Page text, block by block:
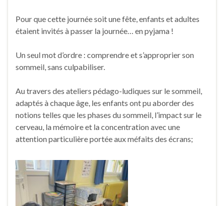
Pour que cette journée soit une fête, enfants et adultes
étaient invités à passer la journée… en pyjama !
Un seul mot d’ordre : comprendre et s’approprier son
sommeil, sans culpabiliser.
Au travers des ateliers pédago-ludiques sur le sommeil,
adaptés à chaque âge, les enfants ont pu aborder des
notions telles que les phases du sommeil, l’impact sur le
cerveau, la mémoire et la concentration avec une
attention particulière portée aux méfaits des écrans;